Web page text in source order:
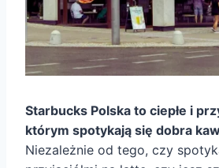
Starbucks Polska to ciepłe i
którym spotykają się dobra
Niezależnie od tego, czy